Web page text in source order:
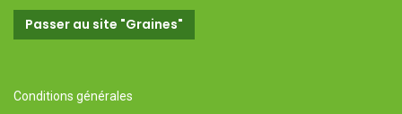
Passer au site "Graines"
Conditions générales